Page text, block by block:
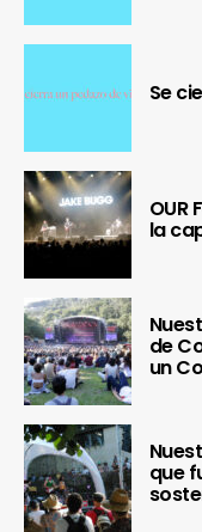
Se
OUR
la
de
un
que